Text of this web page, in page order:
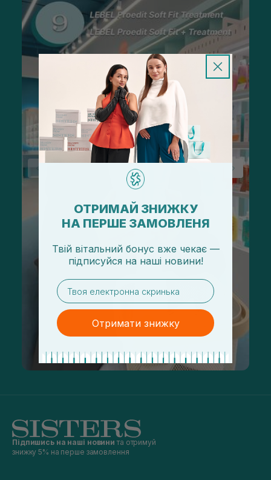
Підпишись на наші новини та отримуй
знижку 5% на перше замовлення
ОТРИМАЙ ЗНИЖКУ
НА ПЕРШЕ ЗАМОВЛЕНЯ
Твій вітальний бонус вже чекає —
підписуйся на наші новини!
email
Отримати знижку